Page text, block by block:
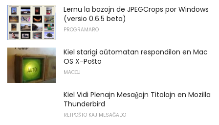
Lernu la bazojn de JPEGCrops por Windows
(versio 0.6.5 beta)
PROGRAMARO
Kiel starigi aŭtomatan respondilon en Mac
OS X-Poŝto
MACOJ
Kiel Vidi Plenajn Mesaĝajn Titolojn en Mozilla
Thunderbird
RETPOŜTO KAJ MESAĜADO